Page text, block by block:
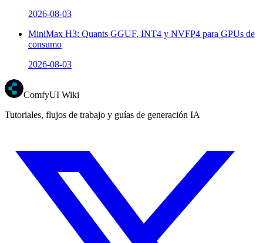
2026-08-03
MiniMax H3: Quants GGUF, INT4 y NVFP4 para GPUs de
consumo
2026-08-03
ComfyUI Wiki
Tutoriales, flujos de trabajo y guías de generación IA